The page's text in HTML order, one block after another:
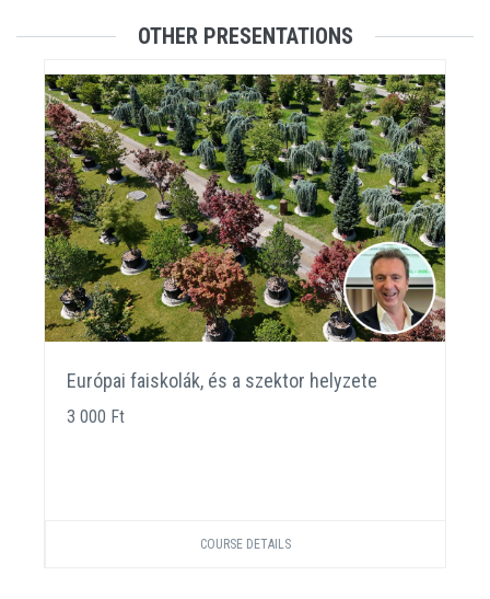
OTHER PRESENTATIONS
Európai faiskolák, és a szektor helyzete
3 000 Ft
COURSE DETAILS